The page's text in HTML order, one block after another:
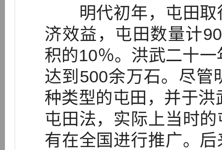
明代初年，屯田取
济效益，屯田数量计
积的10％。洪武二十
达到500余万石。尽管
种类型的屯田，并于
屯田法，实际上当时
有在全国进行推广。